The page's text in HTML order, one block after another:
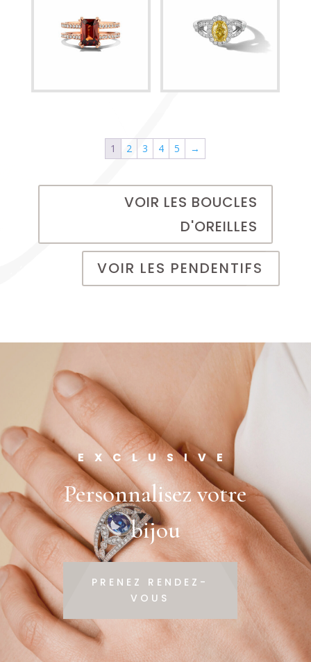
1 2 3 4 5 →
VOIR LES BOUCLES
D'OREILLES
VOIR LES PENDENTIFS
EXCLUSIVE
Personnalisez votre
bijou
PRENEZ RENDEZ-
VOUS